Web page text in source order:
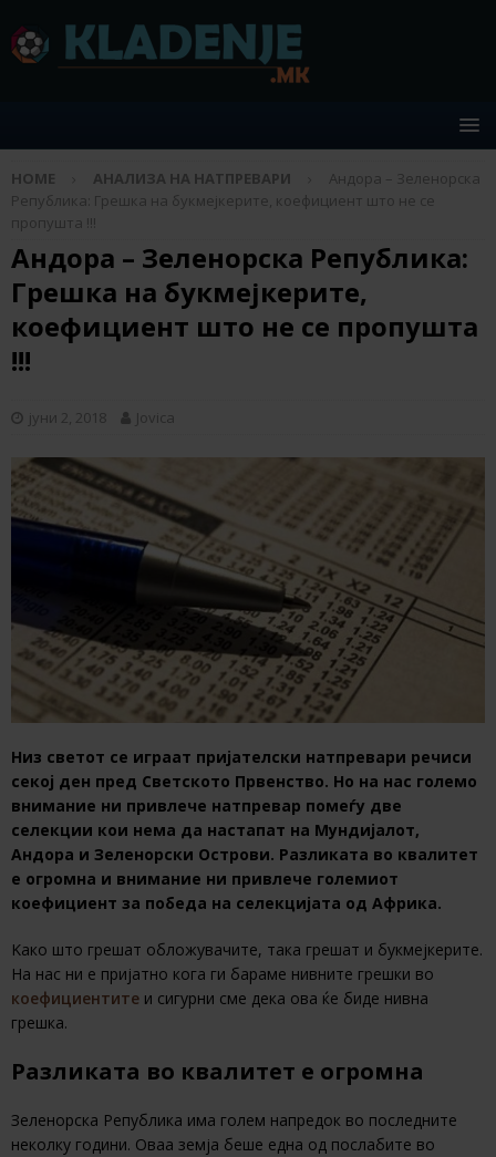
HOME АНАЛИЗА НА НАТПРЕВАРИ
Андора – Зеленорска
Република: Грешка на букмејкерите, коефициент што не се
пропушта !!!
Андора – Зеленорска Република:
Грешка на букмејкерите,
коефициент што не се пропушта
!!!
јуни 2, 2018 Jovica
Низ светот се играат пријателски натпревари речиси
секој ден пред Светското Првенство. Но на нас големо
внимание ни привлече натпревар помеѓу две
селекции кои нема да настапат на Мундијалот,
Андора и Зеленорски Острови. Разликата во квалитет
е огромна и внимание ни привлече големиот
коефициент за победа на селекцијата од Африка.
Kако што грешат обложувачите, така грешат и букмејкерите.
На нас ни е пријатно кога ги бараме нивните грешки во
коефициентите и сигурни сме дека ова ќе биде нивна
грешка.
Разликата во квалитет е огромна
Зеленорска Република има голем напредок во последните
неколку години. Оваа земја беше една од послабите во